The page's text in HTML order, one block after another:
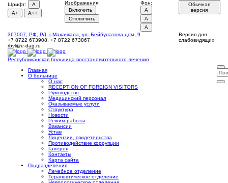
Шрифт:
A
A+
A++
Изображения:
Включить
Отключить
Фон:
A
A
A
Обычная
версия
367007, РФ, РД, г.Махачкала, ул. Бейбулатова дом, 9
+7 8722 673908, +7 8722 673867
rbvl@e-dag.ru
Версия для
слабовидящих
Республиканская больница восстановительного лечения
Главная
О больнице
О нас
RECEPTION OF FOREIGN VISITORS
Руководство
Медицинский персонал
Оказываемые услуги
Структура
Новости
Режим работы
Вакансии
Устав
Лицензии, свидетельства
Противодействие коррупции
Галерея
Контакты
Карта сайта
Подразделения
Лечебное отделение
Терапевтическое отделение